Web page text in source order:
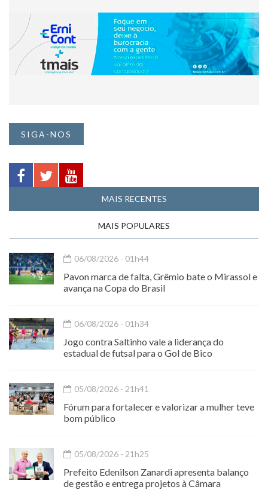
SIGA-NOS
MAIS RECENTES
MAIS POPULARES
06/08/2026 - 01h44
Pavon marca de falta, Grêmio bate o Mirassol e
avança na Copa do Brasil
06/08/2026 - 01h34
Jogo contra Saltinho vale a liderança do
estadual de futsal para o Gol de Bico
05/08/2026 - 21h41
Fórum para fortalecer e valorizar a mulher teve
bom público
05/08/2026 - 21h25
Prefeito Edenilson Zanardi apresenta balanço
de gestão e entrega projetos à Câmara